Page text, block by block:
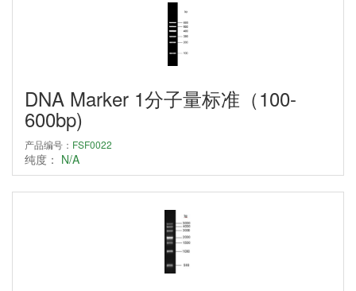
DNA Marker 1分子量标准（100-
600bp)
产品编号： FSF0022
纯度： N/A